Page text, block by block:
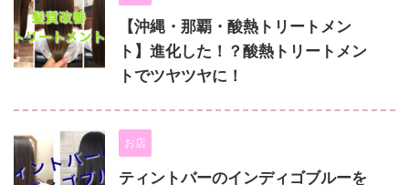
【沖縄・那覇・酸熱トリートメン
ト】進化した！？酸熱トリートメン
トでツヤツヤに！
お店
ティントバーのインディゴブルーを